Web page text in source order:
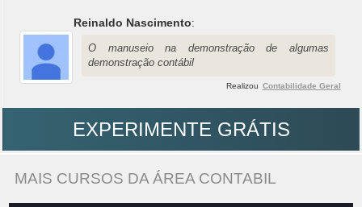
Reinaldo Nascimento:
O manuseio na demonstração de algumas
demonstração contábil
Realizou Contabilidade Geral
EXPERIMENTE GRÁTIS
MAIS CURSOS DA ÁREA CONTABIL